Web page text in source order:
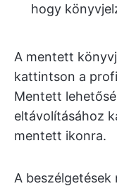
hogy
A mentett
kattintson a
Mentett
eltávolításához
mentett ikonra.
A